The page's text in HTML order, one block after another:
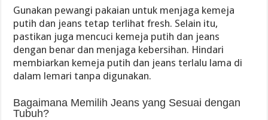
Gunakan pewangi pakaian untuk menjaga kemeja
putih dan jeans tetap terlihat fresh. Selain itu,
pastikan juga mencuci kemeja putih dan jeans
dengan benar dan menjaga kebersihan. Hindari
membiarkan kemeja putih dan jeans terlalu lama di
dalam lemari tanpa digunakan.
Bagaimana Memilih Jeans yang Sesuai dengan
Tubuh?